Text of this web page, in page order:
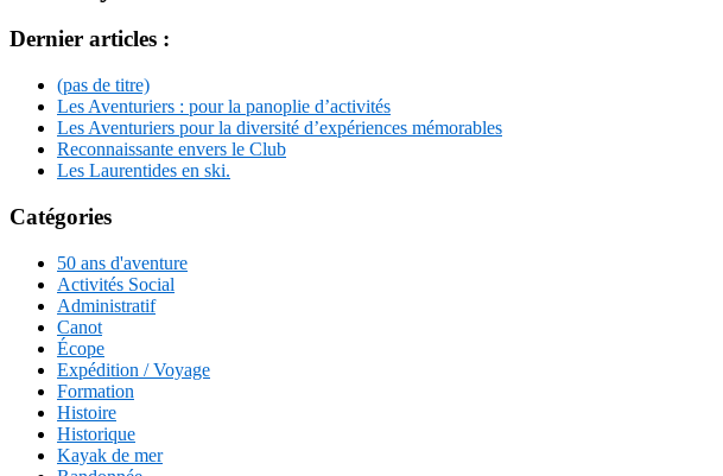
Dernier articles :
(pas de titre)
Les Aventuriers : pour la panoplie d’activités
Les Aventuriers pour la diversité d’expériences mémorables
Reconnaissante envers le Club
Les Laurentides en ski.
Catégories
50 ans d'aventure
Activités Social
Administratif
Canot
Écope
Expédition / Voyage
Formation
Histoire
Historique
Kayak de mer